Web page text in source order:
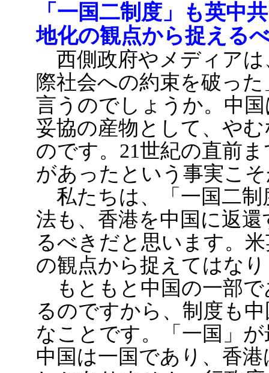
「一国二制度」も英中
地化の観点から捉える
西側政府やメディアは
際社会への約束を破っ
言うのでしょうか。中
妥協の産物として、や
のです。21世紀の直前
があったという事実こ
私たちは、「一国二制
法も、香港を中国に返
るべきだと思います。
の観点から捉えてはな
もともと中国の一部で
るのですから、制度も
なことです。「一国」
中国は一国であり、香